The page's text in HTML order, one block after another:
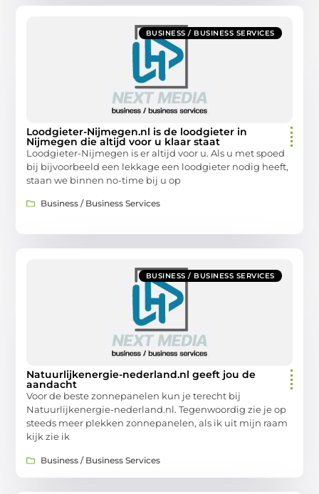
BUSINESS / BUSINESS SERVICES
Loodgieter-Nijmegen.nl is de loodgieter in
Nijmegen die altijd voor u klaar staat
Loodgieter-Nijmegen is er altijd voor u. Als u met spoed
bij bijvoorbeeld een lekkage een loodgieter nodig heeft,
staan we binnen no-time bij u op
Business / Business Services
BUSINESS / BUSINESS SERVICES
Natuurlijkenergie-nederland.nl geeft jou de
aandacht
Voor de beste zonnepanelen kun je terecht bij
Natuurlijkenergie-nederland.nl. Tegenwoordig zie je op
steeds meer plekken zonnepanelen, als ik uit mijn raam
kijk zie ik
Business / Business Services